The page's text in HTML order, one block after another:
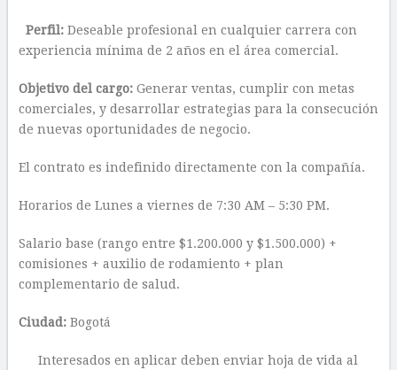
Perfil: Deseable profesional en cualquier carrera con
experiencia mínima de 2 años en el área comercial.
Objetivo del cargo:Generar ventas, cumplir con metas
comerciales, y desarrollar estrategias para la consecución
de nuevas oportunidades de negocio.
El contrato es indefinido directamente con la compañía.
Horarios de Lunes a viernes de 7:30 AM – 5:30 PM.
Salario base (rango entre $1.200.000 y $1.500.000) +
comisiones + auxilio de rodamiento + plan
complementario de salud.
Ciudad:Bogotá
Interesados en aplicar deben enviar hoja de vida al